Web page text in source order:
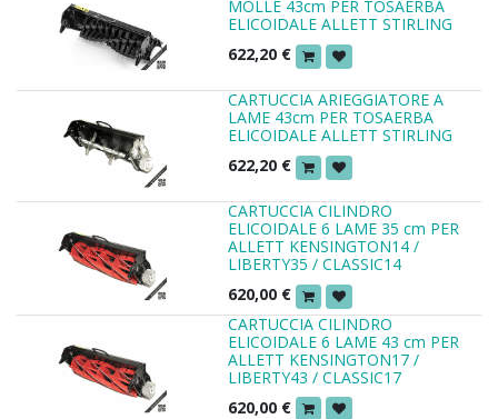
MOLLE 43cm PER TOSAERBA
ELICOIDALE ALLETT STIRLING
622,20 €
CARTUCCIA ARIEGGIATORE A
LAME 43cm PER TOSAERBA
ELICOIDALE ALLETT STIRLING
622,20 €
CARTUCCIA CILINDRO
ELICOIDALE 6 LAME 35 cm PER
ALLETT KENSINGTON14 /
LIBERTY35 / CLASSIC14
620,00 €
CARTUCCIA CILINDRO
ELICOIDALE 6 LAME 43 cm PER
ALLETT KENSINGTON17 /
LIBERTY43 / CLASSIC17
620,00 €